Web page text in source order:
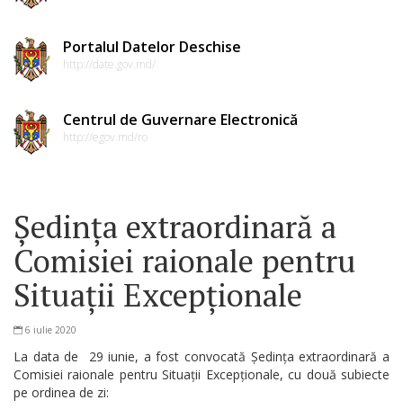
Portalul Datelor Deschise
http://date.gov.md/
Centrul de Guvernare Electronică
http://egov.md/ro
Ședința extraordinară a
Comisiei raionale pentru
Situații Excepționale
6 iulie 2020
La data de 29 iunie, a fost convocată Ședința extraordinară a
Comisiei raionale pentru Situații Excepționale, cu două subiecte
pe ordinea de zi: